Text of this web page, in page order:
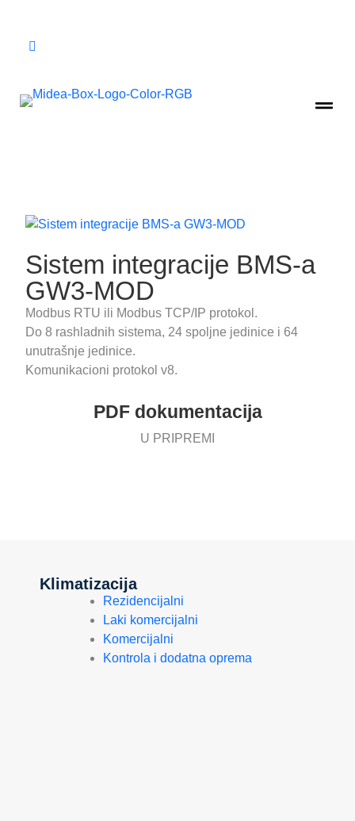
Sistem integracije BMS-a
GW3-MOD
Modbus RTU ili Modbus TCP/IP protokol.
Do 8 rashladnih sistema, 24 spoljne jedinice i 64
unutrašnje jedinice.
Komunikacioni protokol v8.
PDF dokumentacija
U PRIPREMI
Klimatizacija
Rezidencijalni
Laki komercijalni
Komercijalni
Kontrola i dodatna oprema